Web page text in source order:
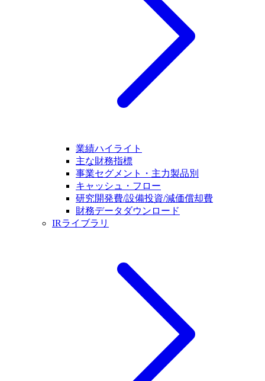
業績ハイライト
主な財務指標
事業セグメント・主力製品別
キャッシュ・フロー
研究開発費/設備投資/減価償却費
財務データダウンロード
IRライブラリ